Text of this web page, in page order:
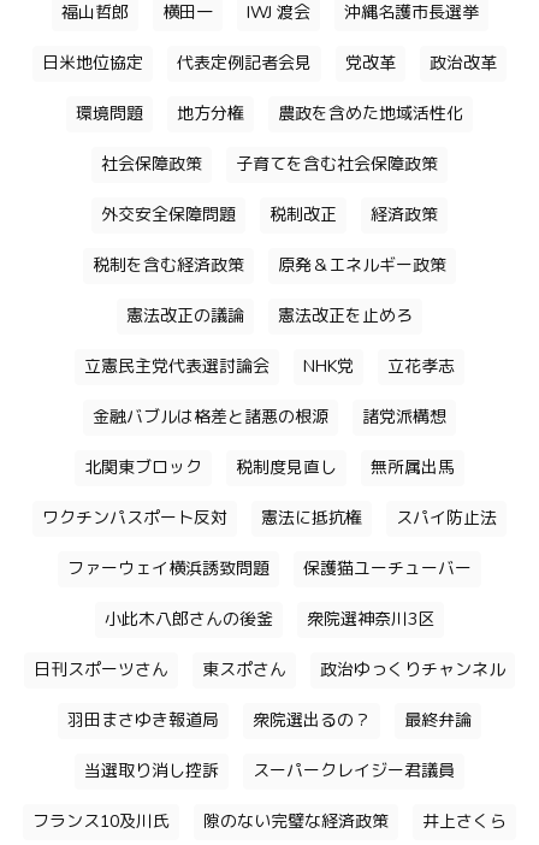
福山哲郎 横田一 IWJ 渡会 沖縄名護市長選挙
日米地位協定 代表定例記者会見 党改革 政治改革
環境問題 地方分権 農政を含めた地域活性化
社会保障政策 子育てを含む社会保障政策
外交安全保障問題 税制改正 経済政策
税制を含む経済政策 原発＆エネルギー政策
憲法改正の議論 憲法改正を止めろ
立憲民主党代表選討論会 NHK党 立花孝志
金融バブルは格差と諸悪の根源 諸党派構想
北関東ブロック 税制度見直し 無所属出馬
ワクチンパスポート反対 憲法に抵抗権 スパイ防止法
ファーウェイ横浜誘致問題 保護猫ユーチューバー
小此木八郎さんの後釜 衆院選神奈川3区
日刊スポーツさん 東スポさん 政治ゆっくりチャンネル
羽田まさゆき報道局 衆院選出るの？ 最終弁論
当選取り消し控訴 スーパークレイジー君議員
フランス10及川氏 隙のない完璧な経済政策 井上さくら